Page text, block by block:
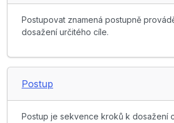
Postupovat znamená postupně
dosažení určitého cíle.
Postup
Postup je sekvence kroků k dosažení